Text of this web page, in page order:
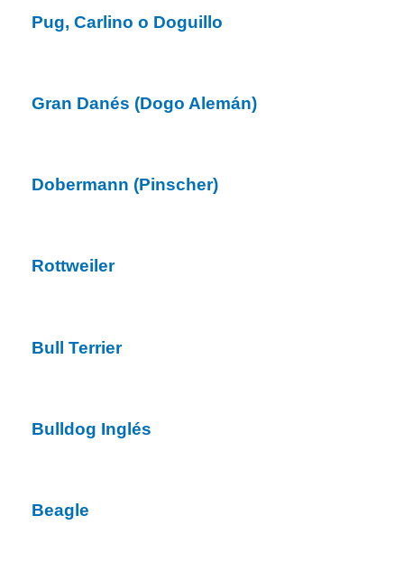
Pug, Carlino o Doguillo
Gran Danés (Dogo Alemán)
Dobermann (Pinscher)
Rottweiler
Bull Terrier
Bulldog Inglés
Beagle